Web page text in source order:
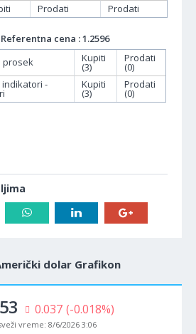
Prodati Prodati
cena : 1.2596
prosek Kupiti
(3)
Prodati
(0)
indikatori -
Kupiti
(3)
Prodati
(0)
dolar Grafikon
0.037 (-0.018%)
vreme: 8/6/2026 3:06